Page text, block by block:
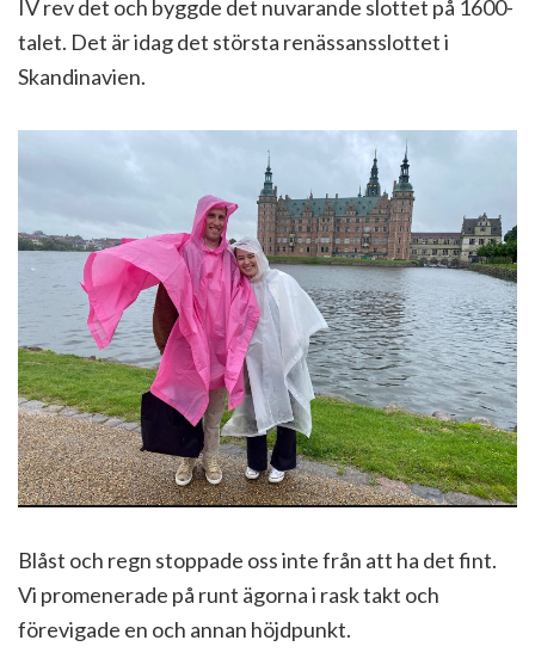
IV rev det och byggde det nuvarande slottet på 1600-
talet. Det är idag det största renässansslottet i
Skandinavien.
Blåst och regn stoppade oss inte från att ha det fint.
Vi promenerade på runt ägorna i rask takt och
förevigade en och annan höjdpunkt.